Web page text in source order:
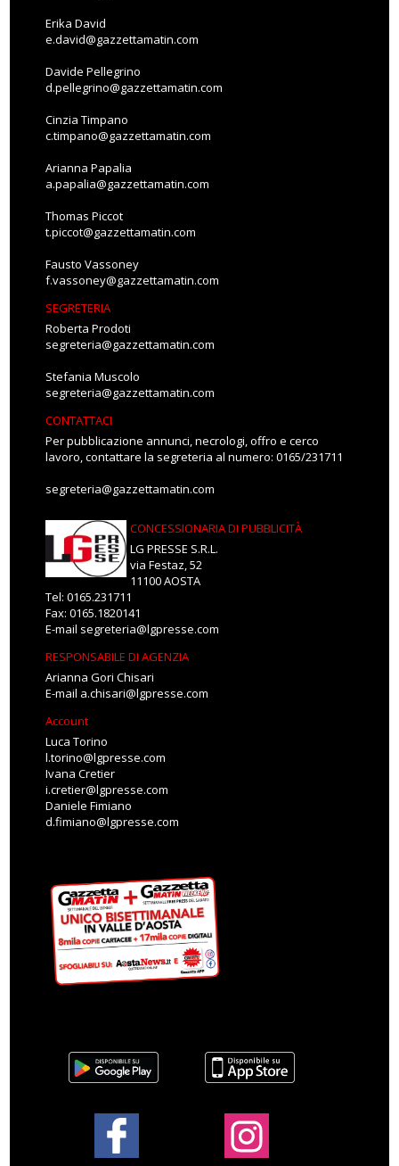
Erika David
e.david@gazzettamatin.com
Davide Pellegrino
d.pellegrino@gazzettamatin.com
Cinzia Timpano
c.timpano@gazzettamatin.com
Arianna Papalia
a.papalia@gazzettamatin.com
Thomas Piccot
t.piccot@gazzettamatin.com
Fausto Vassoney
f.vassoney@gazzettamatin.com
SEGRETERIA
Roberta Prodoti
segreteria@gazzettamatin.com
Stefania Muscolo
segreteria@gazzettamatin.com
CONTATTACI
Per pubblicazione annunci, necrologi, offro e cerco
lavoro, contattare la segreteria al numero: 0165/231711
segreteria@gazzettamatin.com
CONCESSIONARIA DI PUBBLICITÀ
LG PRESSE S.R.L.
via Festaz, 52
11100 AOSTA
Tel: 0165.231711
Fax: 0165.1820141
E-mail segreteria@lgpresse.com
RESPONSABILE DI AGENZIA
Arianna Gori Chisari
E-mail a.chisari@lgpresse.com
Account
Luca Torino
l.torino@lgpresse.com
Ivana Cretier
i.cretier@lgpresse.com
Daniele Fimiano
d.fimiano@lgpresse.com